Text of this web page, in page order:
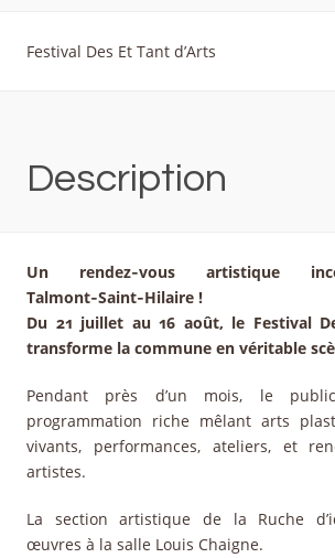
Festival Des Et Tant d’Arts
Description
Un rendez‑vous artistique
Talmont‑Saint‑Hilaire !
Du 21 juillet au 16 août, le Festival
transforme la commune en véritable
Pendant près d’un mois, le
programmation riche mêlant arts
vivants, performances, ateliers, et
artistes.
La section artistique de la Ruche
œuvres à la salle Louis Chaigne.